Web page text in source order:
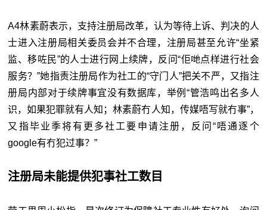
A4林素蔚表示，支持注册局改革，认为等待上诉、判决的人
士进入注册局相关委员会并不合理，注册局甚至允许“坐紧
监、移咗民”的人士进行网上续牌，反问“佢哋点样进行社会
服务？”她指责注册局作为社工的“守门人”把关不严，又指注
册局内部对于续牌事宜没有数据库，举例“管浩鸣出名多人
识，如果犯罪就有人知；林素蔚冇人知，传媒唔写就冇事”，
又指毕业季将有更多社工要申请注册，反问“唔通逐个
google有冇犯过事？”
注册局未能提供犯事社工数目